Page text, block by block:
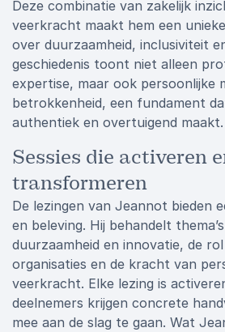
Deze combinatie van zakelijk
veerkracht maakt hem een
over duurzaamheid, inclusiviteit
geschiedenis toont niet alleen
expertise, maar ook persoonlijke
betrokkenheid, een fundament
authentiek en overtuigend maakt.
Sessies die activeren
transformeren
De lezingen van Jeannot bieden
en beleving. Hij behandelt
duurzaamheid en innovatie, de
organisaties en de kracht van
veerkracht. Elke lezing is
deelnemers krijgen concrete
mee aan de slag te gaan. Wat